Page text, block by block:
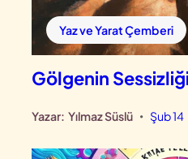
Yaz ve Yarat Çemberi
Gölgenin Sessizliği
Yazar: Yılmaz Süslü • Şub 14